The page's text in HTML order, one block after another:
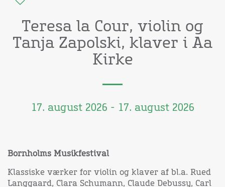
Teresa la Cour, violin og
Tanja Zapolski, klaver i Aa
Kirke
17. august 2026 - 17. august 2026
Bornholms Musikfestival
Klassiske værker for violin og klaver af bl.a. Rued
Langgaard, Clara Schumann, Claude Debussy, Carl